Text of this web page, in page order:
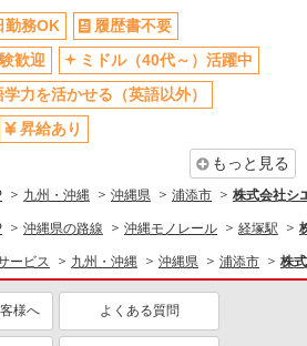
○。・゜+゜・。○。・゜+゜ 入社祝い金10
達を紹介頂くと, インセンテ
2回払い・週払い可能（規程
・。○。・゜+゜・。○。・゜+゜
県浦添市の家電量販店
詳細を見る
1400円〜1600円（経験・能力による） ※
○。・゜+゜・。○。・゜+゜ 入社祝い金10
友達を紹介頂くと, インセンテ
2回払い・週払い可能（規程
・。○。・゜+゜・。○。・゜+゜
県浦添市の家電量販店
詳細を見る
勤務OK
履歴書不要
歓迎
ミドル（40代～）活躍中
学力を活かせる（英語以外）
昇給あり
もっと見る
九州・沖縄 沖縄県 浦添市 株式会社シ
沖縄県の路線 沖縄モノレール 経塚駅
ービス 九州・沖縄 沖縄県 浦添市 株
様へ よくある質問